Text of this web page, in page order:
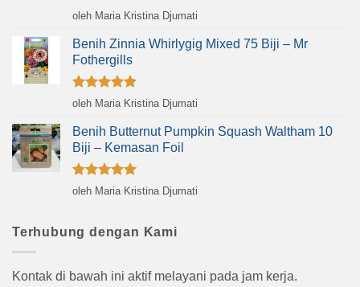
Dinilai5
oleh Maria Kristina Djumati
Benih Zinnia Whirlygig Mixed 75 Biji – Mr
Fothergills
Dinilai5
oleh Maria Kristina Djumati
Benih Butternut Pumpkin Squash Waltham 10
Biji – Kemasan Foil
Dinilai5
oleh Maria Kristina Djumati
Terhubung dengan Kami
Kontak di bawah ini aktif melayani pada jam kerja.